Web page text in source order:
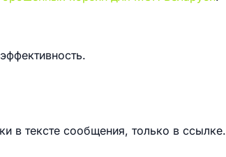
в тексте сообщения, только в ссылке.